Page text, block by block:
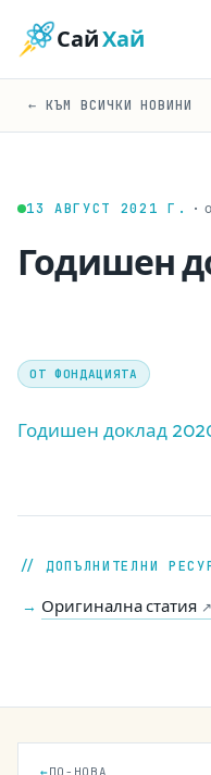
СайХай
← КЪМ ВСИЧКИ НОВИНИ
13 АВГУСТ 2021 Г. ·
Годишен
ОТ ФОНДАЦИЯТА
Годишен доклад
// ДОПЪЛНИТЕЛНИ
→ Оригинална статия ↗
←ПО-НОВА